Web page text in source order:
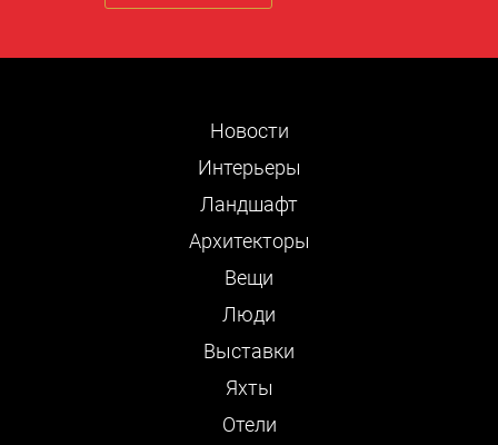
Новости
Интерьеры
Ландшафт
Архитекторы
Вещи
Люди
Выставки
Яхты
Отели